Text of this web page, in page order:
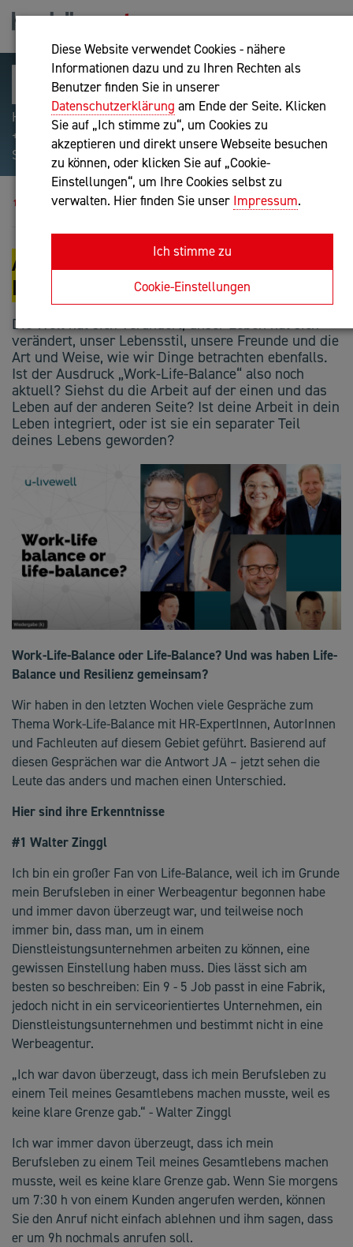
Diese Website verwendet Cookies - nähere
Informationen dazu und zu Ihren Rechten als
Benutzer finden Sie in unserer
Datenschutzerklärung am Ende der Seite. Klicken
Sie auf „Ich stimme zu“, um Cookies zu
akzeptieren und direkt unsere Webseite besuchen
zu können, oder klicken Sie auf „Cookie-
Einstellungen“, um Ihre Cookies selbst zu
verwalten. Hier finden Sie unser Impressum.
Ich stimme zu
Cookie-Einstellungen
Hilfreiche Suchparameter: Begriff einschließen:
+webshop, Begriff ausschließen: -webshop, Exakter
Suchbegriff: "internet of things"
Blog Auf Wiedersehen, Work-Life Balance
AUF WIEDERSEHEN, WORK-LIFE
BALANCE
Die Welt hat sich verändert, unser Leben hat sich
verändert, unser Lebensstil, unsere Freunde und die
Art und Weise, wie wir Dinge betrachten ebenfalls.
Ist der Ausdruck „Work-Life-Balance“ also noch
aktuell? Siehst du die Arbeit auf der einen und das
Leben auf der anderen Seite? Ist deine Arbeit in dein
Leben integriert, oder ist sie ein separater Teil
deines Lebens geworden?
Work-Life-Balance oder Life-Balance? Und was haben Life-
Balance und Resilienz gemeinsam?
Wir haben in den letzten Wochen viele Gespräche zum
Thema Work-Life-Balance mit HR-ExpertInnen, AutorInnen
und Fachleuten auf diesem Gebiet geführt. Basierend auf
diesen Gesprächen war die Antwort JA – jetzt sehen die
Leute das anders und machen einen Unterschied.
Hier sind ihre Erkenntnisse
#1 Walter Zinggl
Ich bin ein großer Fan von Life-Balance, weil ich im Grunde
mein Berufsleben in einer Werbeagentur begonnen habe
und immer davon überzeugt war, und teilweise noch
immer bin, dass man, um in einem
Dienstleistungsunternehmen arbeiten zu können, eine
gewissen Einstellung haben muss. Dies lässt sich am
besten so beschreiben: Ein 9 - 5 Job passt in eine Fabrik,
jedoch nicht in ein serviceorientiertes Unternehmen, ein
Dienstleistungsunternehmen und bestimmt nicht in eine
Werbeagentur.
„Ich war davon überzeugt, dass ich mein Berufsleben zu
einem Teil meines Gesamtlebens machen musste, weil es
keine klare Grenze gab.“ - Walter Zinggl
Ich war immer davon überzeugt, dass ich mein
Berufsleben zu einem Teil meines Gesamtlebens machen
musste, weil es keine klare Grenze gab. Wenn Sie morgens
um 7:30 h von einem Kunden angerufen werden, können
Sie den Anruf nicht einfach ablehnen und ihm sagen, dass
er um 9h nochmals anrufen soll.